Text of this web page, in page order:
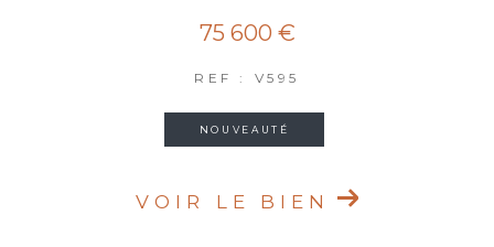
75 600 €
REF : V595
NOUVEAUTÉ
VOIR LE BIEN